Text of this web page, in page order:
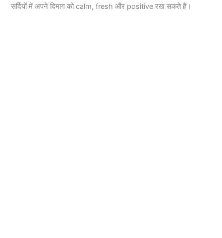
सर्दियों में अपने दिमाग को calm, fresh और positive रख सकते हैं।